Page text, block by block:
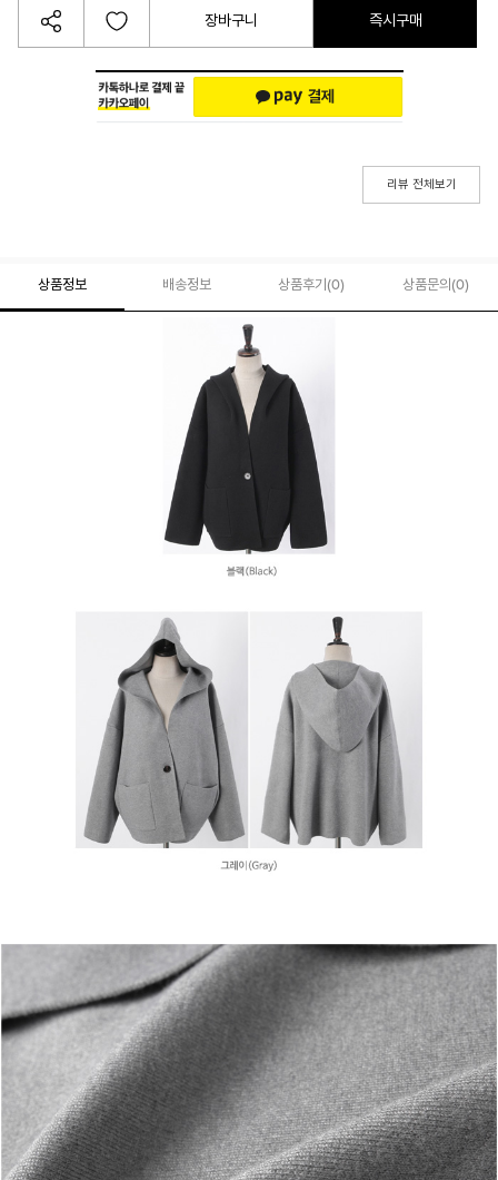
장바구니 즉시구매
리뷰 전체보기
상품정보 배송정보 상품후기(0) 상품문의 (0)